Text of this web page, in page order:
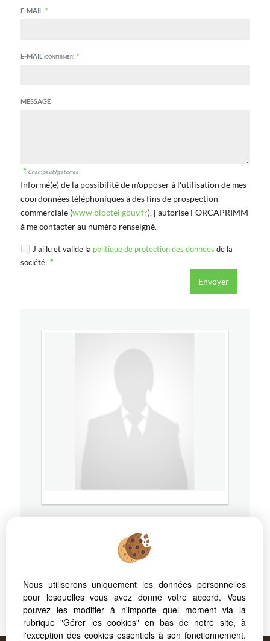
E-MAIL *
E-MAIL(CONFIRMER) *
MESSAGE
* Champs obligatoires
Informé(e) de la possibilité de m'opposer à l'utilisation de mes
coordonnées téléphoniques à des fins de prospection
commerciale (www.bloctel.gouv.fr), j'autorise FORCAPRIMM
à me contacter au numéro renseigné.
J'ai lu et valide la politique de protection des données de la
société. *
Mobile07 87 00 98 94
RSAC: - Ville du greffe:
Nous utiliserons uniquement les données personnelles
pour lesquelles vous avez donné votre accord. Vous
pouvez les modifier à n'importe quel moment via la
rubrique "Gérer les cookies" en bas de notre site, à
l'exception des cookies essentiels à son fonctionnement.